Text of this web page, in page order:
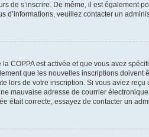
de s’inscrire. De même, il est également
d’informations, veuillez contacter un
COPPA est activée et que vous avez
que les nouvelles inscriptions doivent
lors de votre inscription. Si vous aviez
mauvaise adresse de courrier
était correcte, essayez de contacter un